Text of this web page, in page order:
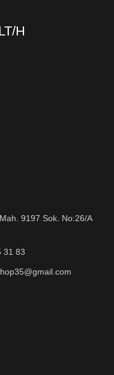
H
9197 Sok. No:26/A
31 83